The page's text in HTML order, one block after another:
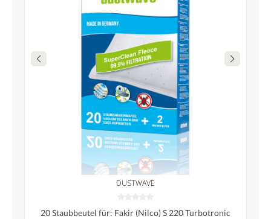
DUSTWAVE
20 Staubbeutel für: Fakir (Nilco) S 220 Turbotronic